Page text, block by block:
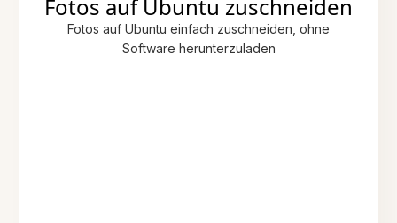
Fotos auf Ubuntu zuschneiden
Fotos auf Ubuntu einfach zuschneiden, ohne
Software herunterzuladen